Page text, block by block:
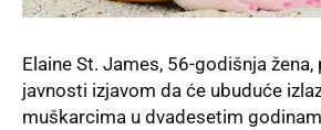
Elaine St. James, 56-godišnja
javnosti izjavom da će ubuduće
muškarcima u dvadesetim